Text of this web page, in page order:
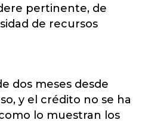
pertinente, de
de recursos
dos meses desde
y el crédito no se ha
lo muestran los